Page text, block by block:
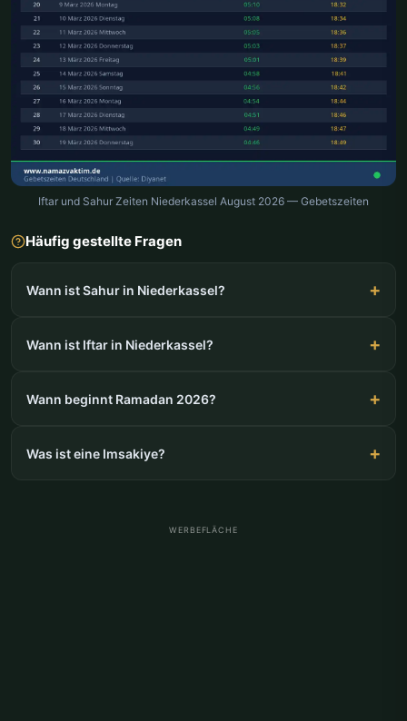
Iftar und Sahur Zeiten Niederkassel August 2026 — Gebetszeiten
Häufig gestellte Fragen
Wann ist Sahur in Niederkassel?
Wann ist Iftar in Niederkassel?
Wann beginnt Ramadan 2026?
Was ist eine Imsakiye?
WERBEFLÄCHE